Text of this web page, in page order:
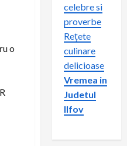
o
celebre si
proverbe
Rețete
culinare
delicioase
Vremea in
Judetul
Ilfov